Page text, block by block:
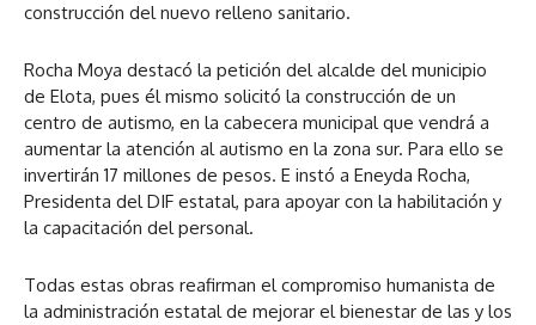
construcción del nuevo relleno sanitario.
Rocha Moya destacó la petición del alcalde del municipio
de Elota, pues él mismo solicitó la construcción de un
centro de autismo, en la cabecera municipal que vendrá a
aumentar la atención al autismo en la zona sur. Para ello se
invertirán 17 millones de pesos. E instó a Eneyda Rocha,
Presidenta del DIF estatal, para apoyar con la habilitación y
la capacitación del personal.
Todas estas obras reafirman el compromiso humanista de
la administración estatal de mejorar el bienestar de las y los